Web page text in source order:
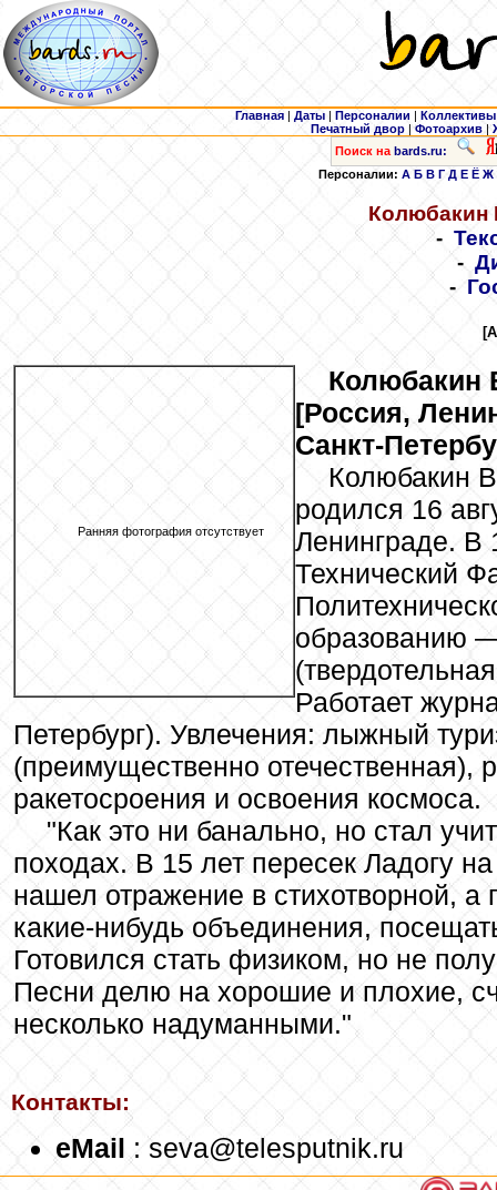
Главная | Даты | Персоналии | Коллективы
Печатный двор |Фотоархив |
Поиск на bards.ru:
Персоналии: А Б В Г Д Е Ё Ж
Колюбакин
-
-
-
Ранняя фотография отсутствует
Колюбакин
[Россия,
Санкт-
Колюбакин
родился 16
Ленинграде. В
Технический
образованию
Работает
Петербург). Увлечения: лыжный
(преимущественно отечественная),
ракетосроения и освоения космоса.
"Как это ни банально, но стал
походах. В 15 лет пересек Ладогу
нашел отражение в стихотворной,
какие-нибудь объединения,
Готовился стать физиком, но не
Песни делю на хорошие и плохие,
несколько надуманными."
Контакты:
eMail : seva@telesputnik.ru